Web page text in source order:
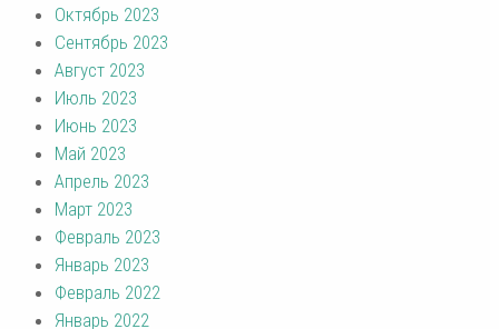
Октябрь 2023
Сентябрь 2023
Август 2023
Июль 2023
Июнь 2023
Май 2023
Апрель 2023
Март 2023
Февраль 2023
Январь 2023
Февраль 2022
Январь 2022